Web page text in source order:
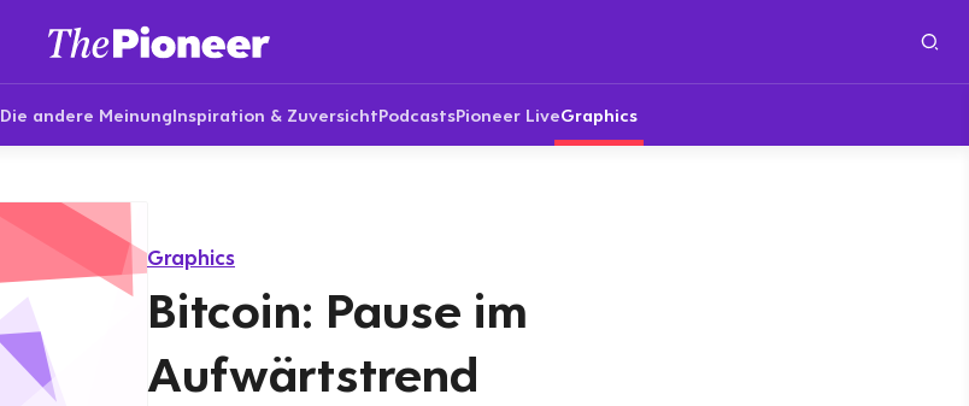
Die andere MeinungInspiration & ZuversichtPodcastsPioneer LiveGraphics
Graphics
Bitcoin: Pause im
Aufwärtstrend